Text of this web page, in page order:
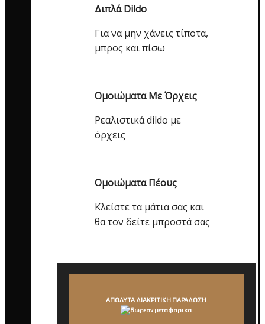
Διπλά Dildo
Για να μην χάνεις τίποτα,
μπρος και πίσω
Ομοιώματα Με Όρχεις
Ρεαλιστικά dildo με
όρχεις
Ομοιώματα Πέους
Κλείστε τα μάτια σας και
θα τον δείτε μπροστά σας
ΑΠΟΛΥΤΑ ΔΙΑΚΡΙΤΙΚΗ ΠΑΡΑΔΟΣΗ